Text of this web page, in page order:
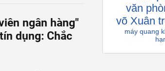
ngân hàng"
dụng: Chắc
văn
võ Xuân
máy quang